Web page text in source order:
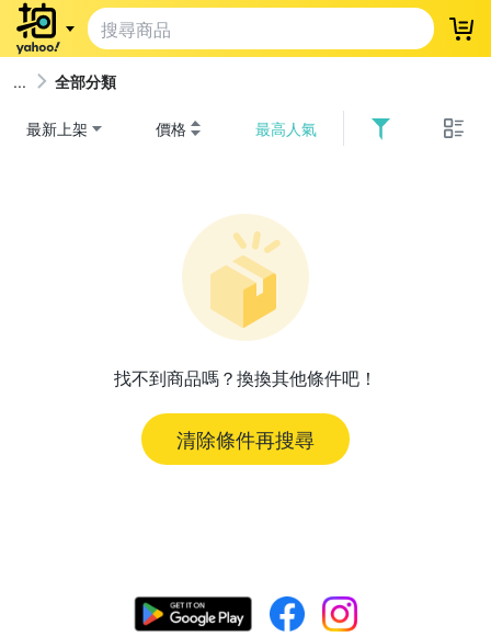
登
全部分類
最新上架 價格 最高人氣
找不到商品嗎？換換其他條件吧！
清除條件再搜尋